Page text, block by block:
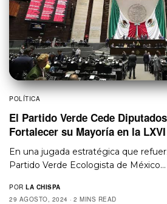
POLÍTICA
El Partido Verde Cede
Fortalecer su Mayoría en la
En una jugada estratégica que
Partido Verde Ecologista de México…
POR LA CHISPA
29 AGOSTO, 2024
2 MINS READ